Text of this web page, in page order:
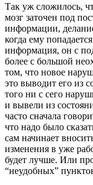
Так уж сложилось,
мозг заточен под
информации,
когда ему
информация, он с
более с большой
том, что новое
это выводит его из
того ни с сего
и вывели из
часто сначала
что надо было
сам начинает
изменения в уже
будет лучше. Или
“неудобных”